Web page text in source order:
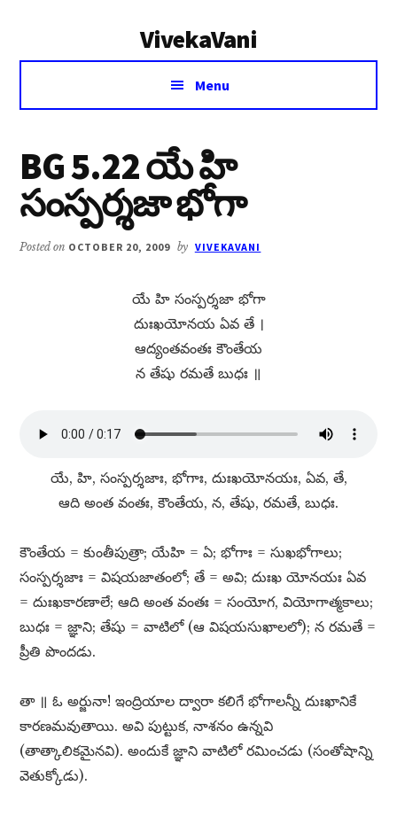
VivekaVani
Voice
Vivekananda
Menu
BG 5.22 యే హి
సంస్పర్శజా భోగా
Posted on OCTOBER 20, 2009 by VIVEKAVANI
యే హి సంస్పర్శజా భోగా
దుఃఖయోనయ ఏవ తే ।
ఆద్యంతవంతః కౌంతేయ
న తేషు రమతే బుధః ॥
యే, హి, సంస్పర్శజాః, భోగాః, దుఃఖయోనయః, ఏవ, తే,
ఆది అంత వంతః, కౌంతేయ, న, తేషు, రమతే, బుధః.
కౌంతేయ = కుంతీపుత్రా; యేహి = ఏ; భోగాః = సుఖభోగాలు;
సంస్పర్శజాః = విషయజాతంలో; తే = అవి; దుఃఖ యోనయః ఏవ
= దుఃఖకారణాలే; ఆది అంత వంతః = సంయోగ, వియోగాత్మకాలు;
బుధః = జ్ఞాని; తేషు = వాటిలో (ఆ విషయసుఖాలలో); న రమతే =
ప్రీతి పొందడు.
తా ॥ ఓ అర్జునా! ఇంద్రియాల ద్వారా కలిగే భోగాలన్నీ దుఃఖానికే
కారణమవుతాయి. అవి పుట్టుక, నాశనం ఉన్నవి
(తాత్కాలికమైనవి). అందుకే జ్ఞాని వాటిలో రమించడు (సంతోషాన్ని
వెతుక్కోడు).